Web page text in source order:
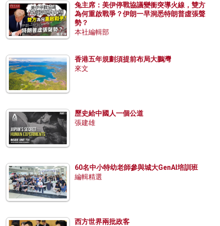
兔主席：美伊停戰協議變衝突導火線，雙方
為何重啟戰爭？伊朗一早洞悉特朗普虛張聲
勢？
本社編輯部
香港五年規劃須提前布局大鵬灣
來文
歷史給中國人一個公道
張建雄
60名中小特幼老師參與城大GenAI培訓班
編輯精選
西方世界兩批政客